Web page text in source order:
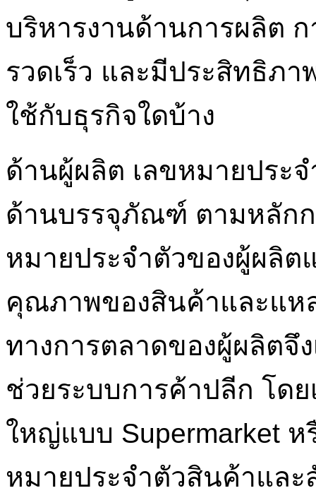
บริหารงานด้านการผลิต
รวดเร็ว และมีประสิทธิภา
ใช้กับธุรกิจใดบ้าง
ด้านผู้ผลิต เลขหมายประ
ด้านบรรจุภัณฑ์ ตามหลักก
หมายประจำตัวของผู้ผลิต
คุณภาพของสินค้าและแห
ทางการตลาดของผู้ผลิตจึ
ช่วยระบบการค้าปลีก โด
ใหญ่แบบ Supermarket ห
หมายประจำตัวสินค้าแล